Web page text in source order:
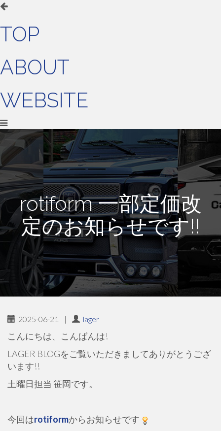
TOP
ABOUT
WEBSITE
rotiform 一部定価改
定のお知らせです!!
2025-06-21 | lager
こんにちは、こんばんは!
LAGER BLOGをご覧いただきましてありがとうござ
います!!
土曜日担当 笹岡です。
今回はrotiformからお知らせです